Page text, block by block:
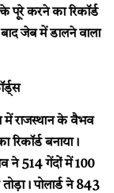
करने का रिकॉर्ड
जेब में डालने वाला
राजस्थान के वैभव
बनाया।
ने 514 गेंदों में 100
पोलार्ड ने 843